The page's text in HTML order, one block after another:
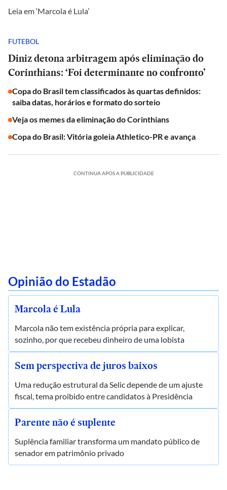
Leia em ‘Marcola é Lula’
FUTEBOL
Diniz detona arbitragem após eliminação do
Corinthians: ‘Foi determinante no confronto’
Copa do Brasil tem classificados às quartas definidos:
saiba datas, horários e formato do sorteio
Veja os memes da eliminação do Corinthians
Copa do Brasil: Vitória goleia Athletico-PR e avança
CONTINUA APÓS A PUBLICIDADE
Opinião do Estadão
Marcola é Lula
Marcola não tem existência própria para explicar,
sozinho, por que recebeu dinheiro de uma lobista
Sem perspectiva de juros baixos
Uma redução estrutural da Selic depende de um ajuste
fiscal, tema proibido entre candidatos à Presidência
Parente não é suplente
Suplência familiar transforma um mandato público de
senador em patrimônio privado